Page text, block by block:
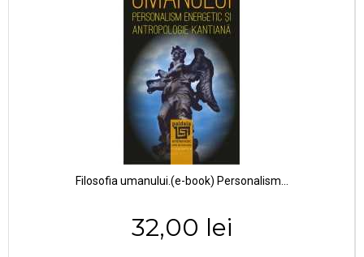
Filosofia umanului.(e-book) Personalism...
32,00 lei